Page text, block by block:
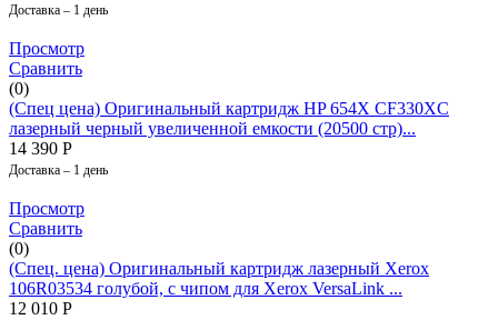
Доставка – 1 день
Просмотр
Сравнить
(0)
(Спец цена) Оригинальный картридж HP 654X CF330XC
лазерный черный увеличенной емкости (20500 стр)...
14 390 Р
Доставка – 1 день
Просмотр
Сравнить
(0)
(Спец. цена) Оригинальный картридж лазерный Xerox
106R03534 голубой, с чипом для Xerox VersaLink ...
12 010 Р